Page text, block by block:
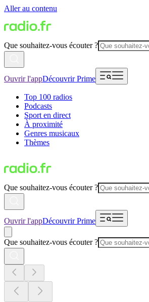
Aller au contenu
Que souhaitez-vous écouter ?
Ouvrir l'appDécouvrir Prime
Top 100 radios
Podcasts
Sport en direct
À proximité
Genres musicaux
Thèmes
Que souhaitez-vous écouter ?
Ouvrir l'appDécouvrir Prime
Que souhaitez-vous écouter ?